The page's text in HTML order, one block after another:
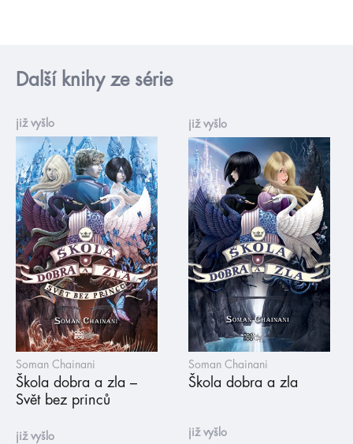
Další knihy ze série
již vyšlo
Soman Chainani
Škola dobra a zla –
Svět bez princů
již vyšlo
Soman Chainani
Škola dobra a zla
již vyšlo již vyšlo